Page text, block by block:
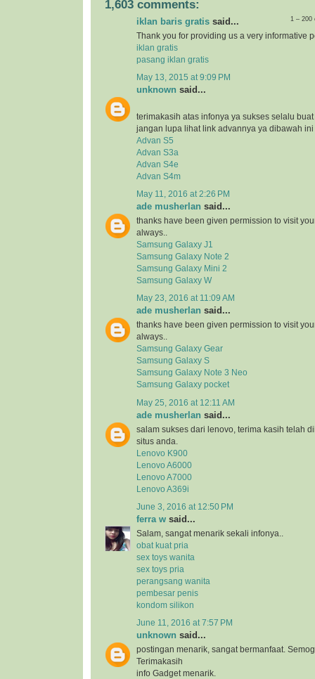
1,603 comments:
1 –
iklan baris gratis said...
Thank you for providing us a very informative
iklan gratis
pasang iklan gratis
May 13, 2015 at 9:09 PM
unknown said...
terimakasih atas infonya ya sukses selalu
jangan lupa lihat link advannya ya dibawah ini
Advan S5
Advan S3a
Advan S4e
Advan S4m
May 11, 2016 at 2:26 PM
ade musherlan said...
thanks have been given permission to visit
always..
Samsung Galaxy J1
Samsung Galaxy Note 2
Samsung Galaxy Mini 2
Samsung Galaxy W
May 23, 2016 at 11:09 AM
ade musherlan said...
thanks have been given permission to visit
always..
Samsung Galaxy Gear
Samsung Galaxy S
Samsung Galaxy Note 3 Neo
Samsung Galaxy pocket
May 25, 2016 at 12:11 AM
ade musherlan said...
salam sukses dari lenovo, terima kasih telah
situs anda.
Lenovo K900
Lenovo A6000
Lenovo A7000
Lenovo A369i
June 3, 2016 at 12:50 PM
ferra w said...
Salam, sangat menarik sekali infonya..
obat kuat pria
sex toys wanita
sex toys pria
perangsang wanita
pembesar penis
kondom silikon
June 11, 2016 at 7:57 PM
unknown said...
postingan menarik, sangat bermanfaat.
Terimakasih
info Gadget menarik.